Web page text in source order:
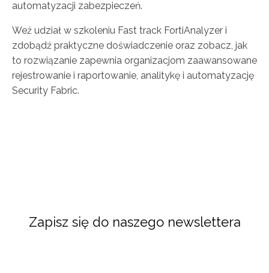
automatyzacji zabezpieczeń.
Weź udział w szkoleniu Fast track FortiAnalyzer i
zdobądź praktyczne doświadczenie oraz zobacz, jak
to rozwiązanie zapewnia organizacjom zaawansowane
rejestrowanie i raportowanie, analitykę i automatyzację
Security Fabric.
Zapisz się do naszego newslettera